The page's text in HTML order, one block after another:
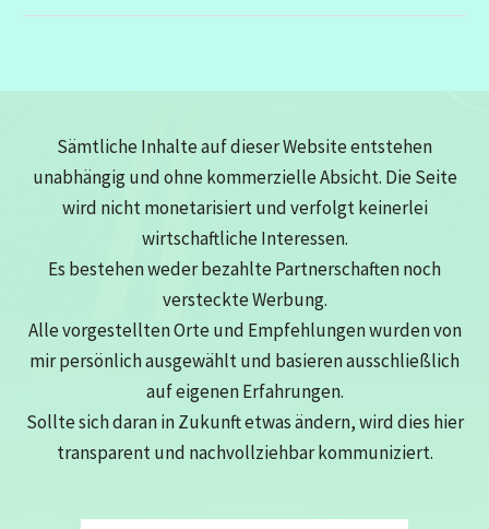
Sämtliche Inhalte auf dieser Website entstehen
unabhängig und ohne kommerzielle Absicht. Die Seite
wird nicht monetarisiert und verfolgt keinerlei
wirtschaftliche Interessen.
Es bestehen weder bezahlte Partnerschaften noch
versteckte Werbung.
Alle vorgestellten Orte und Empfehlungen wurden von
mir persönlich ausgewählt und basieren ausschließlich
auf eigenen Erfahrungen.
Sollte sich daran in Zukunft etwas ändern, wird dies hier
transparent und nachvollziehbar kommuniziert.